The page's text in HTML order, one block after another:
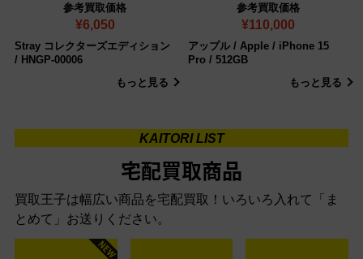
参考買取価格
¥6,050
Stray コレクターズエディション
/ HNGP-00006
もっと見る
参考買取価格
¥110,000
アップル / Apple / iPhone 15
Pro / 512GB
もっと見る
KAITORI LIST
宅配買取商品
買取王子は幅広い商品を宅配買取！いろいろ入れて「ま
とめて」お送りください。